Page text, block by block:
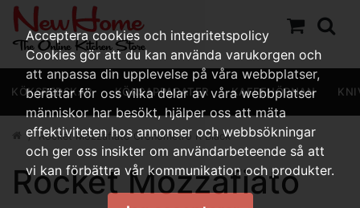
KÖKSREDSKAP KÖKSAPPARATER KAFFEHÖRNAN
Rocket Mozzafiato Cronometro R Black
Rocket Mozzafiato
Acceptera cookies och integritetspolicy
Cookies gör att du kan använda varukorgen och
att anpassa din upplevelse på våra webbplatser,
berättar för oss vilka delar av våra webbplatser
människor har besökt, hjälper oss att mäta
effektiviteten hos annonser och webbsökningar
och ger oss insikter om användarbeteende så att
vi kan förbättra vår kommunikation och produkter.